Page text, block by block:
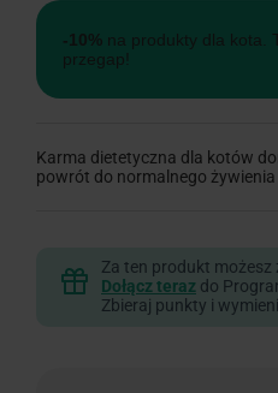
-10% na produkty dla kota.
przegap!
Karma dietetyczna dla kotów
powrót do normalnego żywienia
Za ten produkt możesz
Dołącz teraz do
Zbieraj punkty i